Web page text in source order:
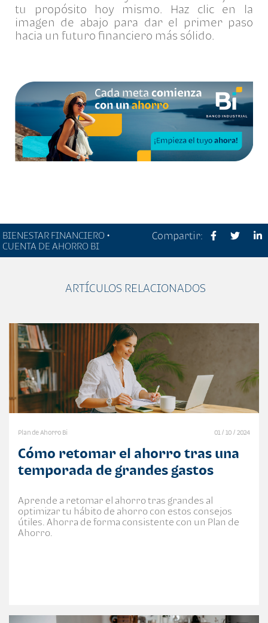
tu propósito hoy mismo. Haz clic en la
imagen de abajo para dar el primer paso
hacia un futuro financiero más sólido.
BIENESTAR FINANCIERO •
CUENTA DE AHORRO BI
Compartir:
ARTÍCULOS RELACIONADOS
Plan de Ahorro Bi 01 / 10 / 2024
Cómo retomar el ahorro tras una
temporada de grandes gastos
Aprende a retomar el ahorro tras grandes al
optimizar tu hábito de ahorro con estos consejos
útiles. Ahorra de forma consistente con un Plan de
Ahorro.